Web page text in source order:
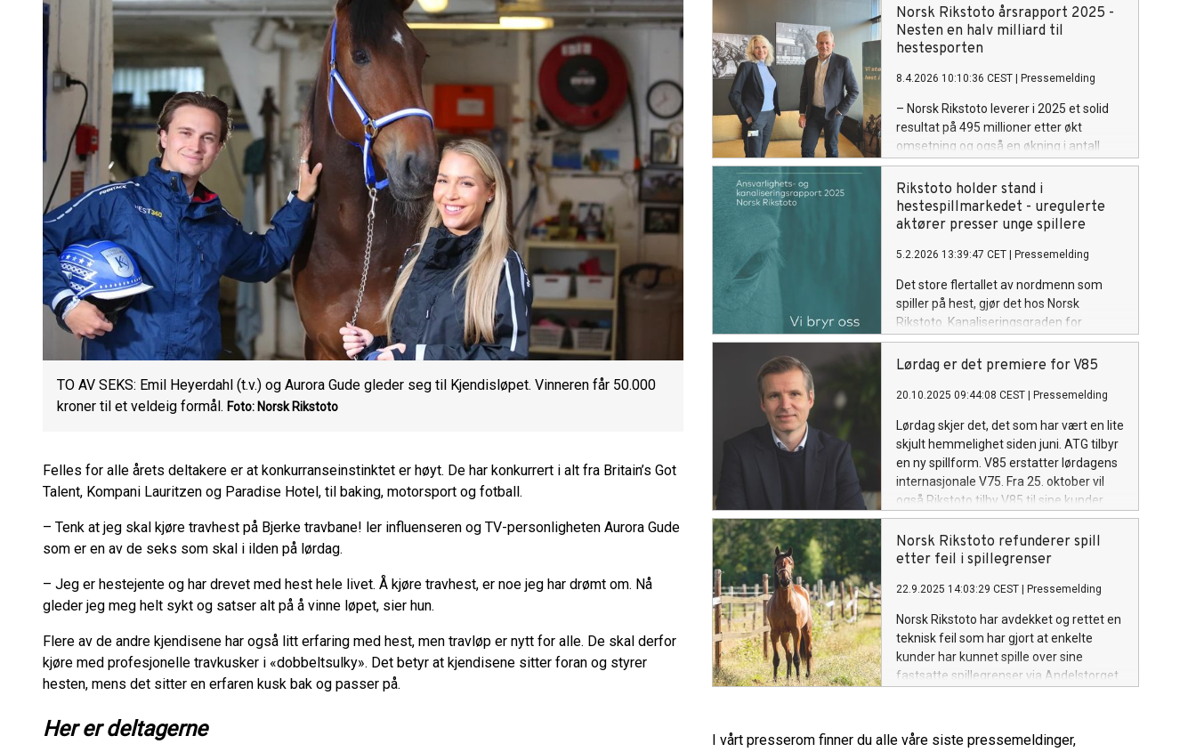
TO AV SEKS: Emil Heyerdahl (t.v.) og Aurora Gude gleder seg til Kjendisløpet. Vinneren får 50.000
kroner til et veldeig formål. Foto: Norsk Rikstoto
Felles for alle årets deltakere er at konkurranseinstinktet er høyt. De har konkurrert i alt fra Britain’s Got
Talent, Kompani Lauritzen og Paradise Hotel, til baking, motorsport og fotball.
– Tenk at jeg skal kjøre travhest på Bjerke travbane! ler influenseren og TV-personligheten Aurora Gude
som er en av de seks som skal i ilden på lørdag.
– Jeg er hestejente og har drevet med hest hele livet. Å kjøre travhest, er noe jeg har drømt om. Nå
gleder jeg meg helt sykt og satser alt på å vinne løpet, sier hun.
Flere av de andre kjendisene har også litt erfaring med hest, men travløp er nytt for alle. De skal derfor
kjøre med profesjonelle travkusker i «dobbeltsulky». Det betyr at kjendisene sitter foran og styrer
hesten, mens det sitter en erfaren kusk bak og passer på.
Her er deltagerne
med færre føll, økende kostnader og
kritisk truede norske hesteraser. Det
viser en ny rapport fra PwC, laget på
Norsk Rikstoto årsrapport 2025 -
Nesten en halv milliard til
hestesporten
8.4.2026 10:10:36 CEST Pressemelding
– Norsk Rikstoto leverer i 2025 et solid
resultat på 495 millioner etter økt
omsetning og også en økning i antall
kunder. Årets overskudd går i sin helhet
tilbake til hestesporten, sier Erik Røste,
styreleder i Norsk Rikstoto.
Rikstoto holder stand i
hestespillmarkedet - uregulerte
aktører presser unge spillere
5.2.2026 13:39:47 CET Pressemelding
Det store flertallet av nordmenn som
spiller på hest, gjør det hos Norsk
Rikstoto. Kanaliseringsgraden for
hestespill anslås til 97–98 prosent, viser
Ansvarlighets- og
utarbeidet av Norsk Rikstoto.
Lørdag er det premiere for V85
20.10.2025 09:44:08 CEST Pressemelding
Lørdag skjer det, det som har vært en lite
skjult hemmelighet siden juni. ATG tilbyr
en ny spillform. V85 erstatter lørdagens
internasjonale V75. Fra 25. oktober vil
også Rikstoto tilby V85 til sine kunder,
men det norske hovedproduktet vil
fortsatt være V75.
Norsk Rikstoto refunderer spill
etter feil i spillegrenser
22.9.2025 14:03:29 CEST Pressemelding
Norsk Rikstoto har avdekket og rettet en
teknisk feil som har gjort at enkelte
kunder har kunnet spille over sine
fastsatte spillegrenser via Andelstorget
I vårt presserom finner du alle våre siste pressemeldinger,